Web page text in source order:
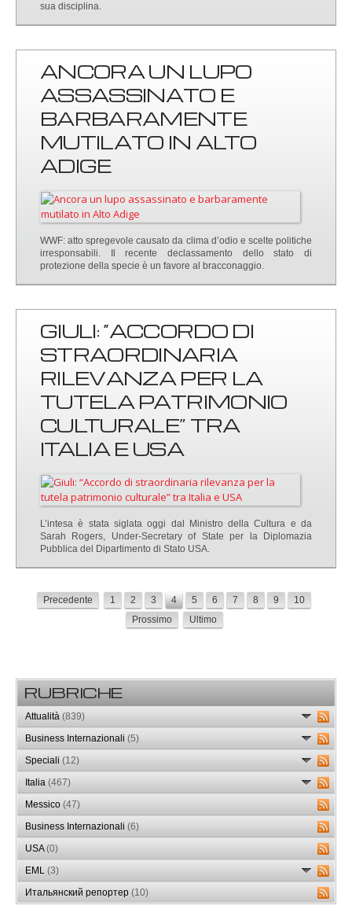
sua disciplina.
ANCORA UN LUPO
ASSASSINATO E
BARBARAMENTE
MUTILATO IN ALTO
ADIGE
WWF: atto spregevole causato da clima d’odio e scelte politiche
irresponsabili. Il recente declassamento dello stato di
protezione della specie è un favore al bracconaggio.
GIULI: “ACCORDO DI
STRAORDINARIA
RILEVANZA PER LA
TUTELA PATRIMONIO
CULTURALE” TRA
ITALIA E USA
L’intesa è stata siglata oggi dal Ministro della Cultura e da
Sarah Rogers, Under-Secretary of State per la Diplomazia
Pubblica del Dipartimento di Stato USA.
Precedente 1 2 3 4 5 6 7 8 9
10
Prossimo
Ultimo
RUBRICHE
Attualità (839)
Business Internazionali (5)
Speciali (12)
Italia (467)
Messico (47)
Business Internazionali (6)
USA(0)
EML (3)
Итальянский репортер (10)